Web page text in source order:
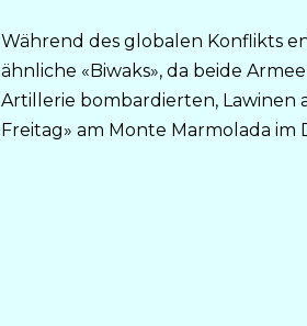
Während des globalen Konflikts
ähnliche «Biwaks», da beide
Artillerie bombardierten, Lawinen
Freitag» am Monte Marmolada im